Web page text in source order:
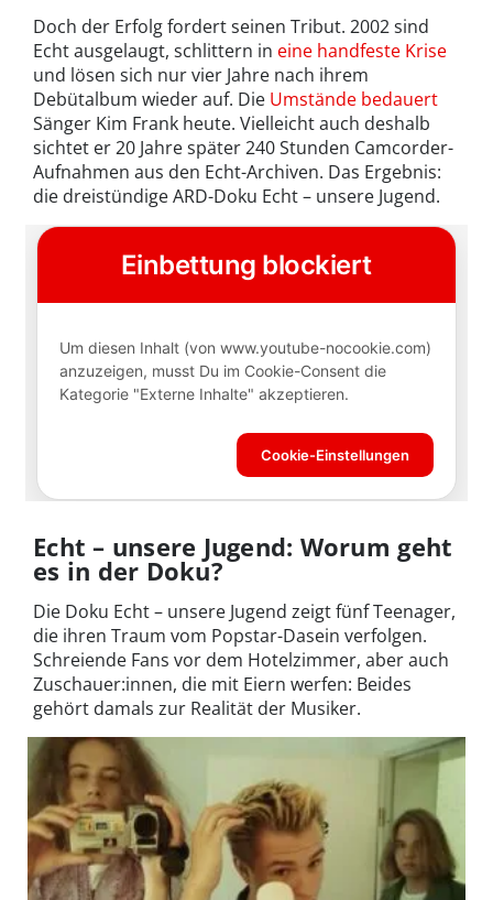
Doch der Erfolg fordert seinen Tribut. 2002 sind
Echt ausgelaugt, schlittern in eine handfeste Krise
und lösen sich nur vier Jahre nach ihrem
Debütalbum wieder auf. Die Umstände bedauert
Sänger Kim Frank heute. Vielleicht auch deshalb
sichtet er 20 Jahre später 240 Stunden Camcorder-
Aufnahmen aus den Echt-Archiven. Das Ergebnis:
die dreistündige ARD-Doku Echt – unsere Jugend.
Echt – unsere Jugend: Worum geht
es in der Doku?
Die Doku Echt – unsere Jugend zeigt fünf Teenager,
die ihren Traum vom Popstar-Dasein verfolgen.
Schreiende Fans vor dem Hotelzimmer, aber auch
Zuschauer:innen, die mit Eiern werfen: Beides
gehört damals zur Realität der Musiker.